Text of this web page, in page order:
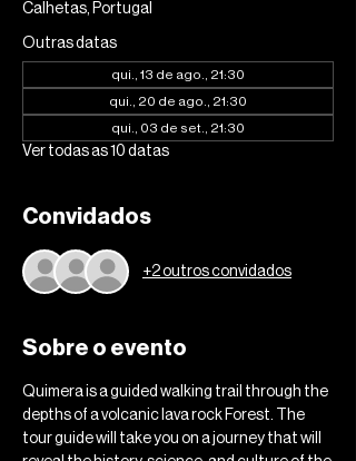
Calhetas, Portugal
Outras datas
qui., 13 de ago., 21:30
qui., 20 de ago., 21:30
qui., 03 de set., 21:30
Ver todas as 10 datas
Convidados
+2 outros convidados
Sobre o evento
Quimera is a guided walking trail through the
depths of a volcanic lava rock Forest. The
tour guide will take you on a journey that will